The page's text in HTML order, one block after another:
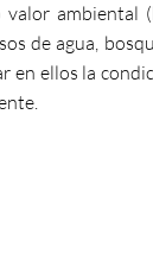
ambiental
de agua,
en ellos la